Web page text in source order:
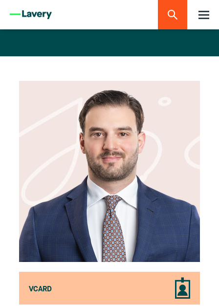
VCARD